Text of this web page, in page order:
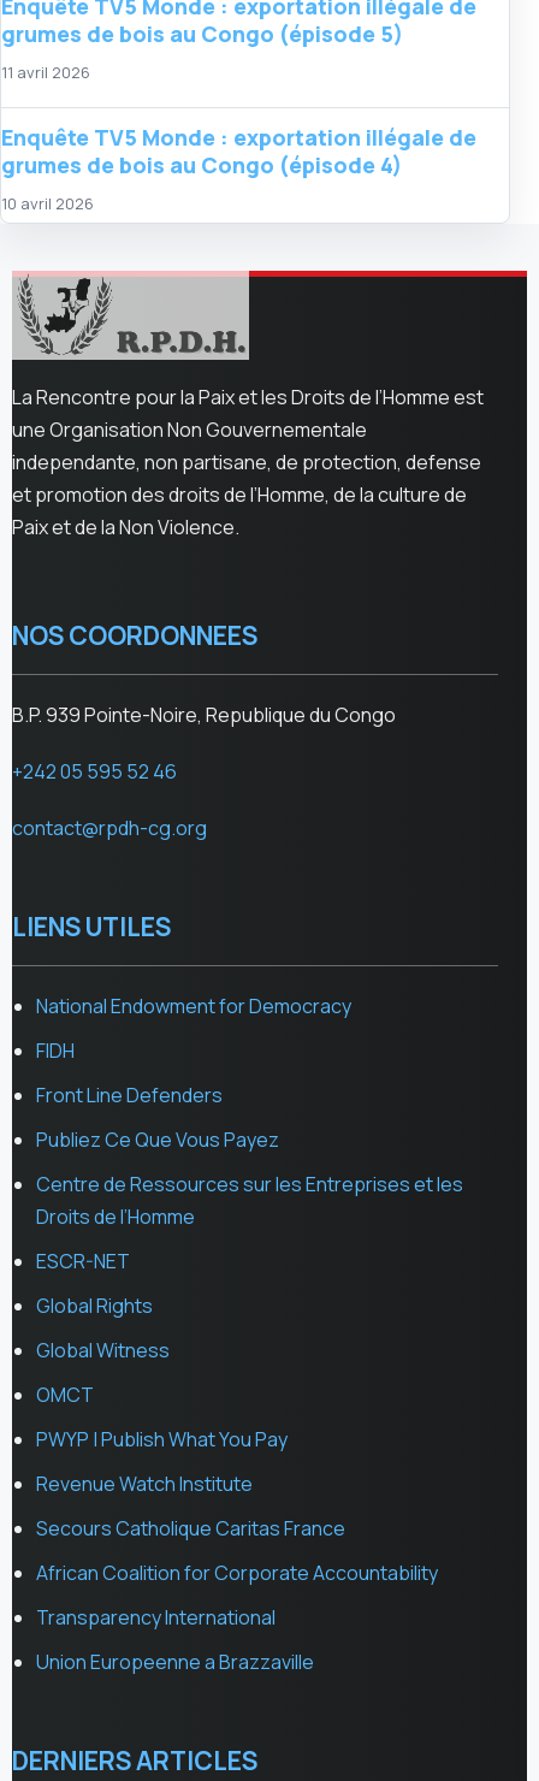
Enquête TV5 Monde : exportation illégale de
grumes de bois au Congo (épisode 5)
11 avril 2026
Enquête TV5 Monde : exportation illégale de
grumes de bois au Congo (épisode 4)
10 avril 2026
La Rencontre pour la Paix et les Droits de l’Homme est
une Organisation Non Gouvernementale
independante, non partisane, de protection, defense
et promotion des droits de l’Homme, de la culture de
Paix et de la Non Violence.
NOS COORDONNEES
B.P. 939 Pointe-Noire, Republique du Congo
+242 05 595 52 46
contact@rpdh-cg.org
LIENS UTILES
National Endowment for Democracy
FIDH
Front Line Defenders
Publiez Ce Que Vous Payez
Centre de Ressources sur les Entreprises et les
Droits de l’Homme
ESCR-NET
Global Rights
Global Witness
OMCT
PWYP | Publish What You Pay
Revenue Watch Institute
Secours Catholique Caritas France
African Coalition for Corporate Accountability
Transparency International
Union Europeenne a Brazzaville
DERNIERS ARTICLES